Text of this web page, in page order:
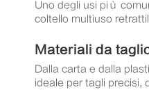
Uno degli usi più
coltello multiuso
Materiali da
Dalla carta e dalla
ideale per tagli precisi,